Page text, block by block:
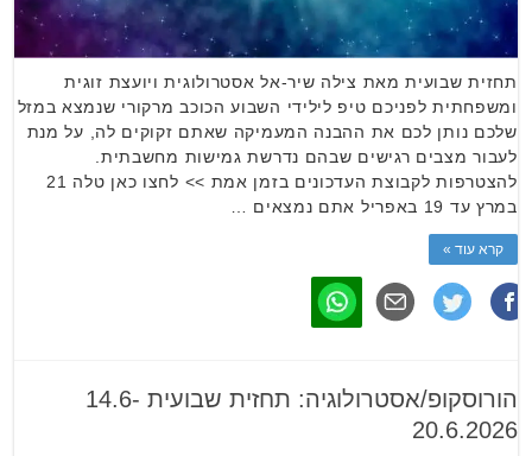
תחזית שבועית מאת צילה שיר-אל אסטרולוגית ויועצת זוגית
ומשפחתית לפניכם טיפ לילידי השבוע הכוכב מרקורי שנמצא במזל
שלכם נותן לכם את ההבנה המעמיקה שאתם זקוקים לה, על מנת
לעבור מצבים רגישים שבהם נדרשת גמישות מחשבתית.
להצטרפות לקבוצת העדכונים בזמן אמת >> לחצו כאן טלה 21
במרץ עד 19 באפריל אתם נמצאים …
קרא עוד »
הורוסקופ/אסטרולוגיה: תחזית שבועית 14.6-
20.6.2026